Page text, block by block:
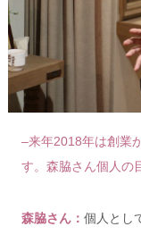
–来年2018年は創業
す。森脇さん個人の
森脇さん： 個人とし